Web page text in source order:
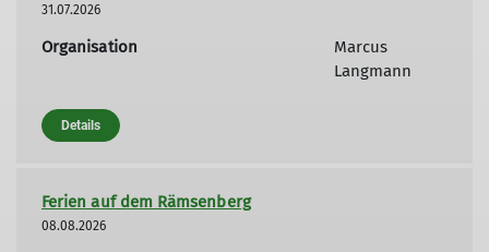
31.07.2026
Organisation
Marcus
Langmann
Details
Ferien auf dem Rämsenberg
08.08.2026